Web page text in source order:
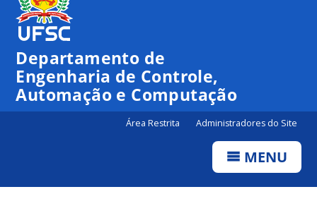
Departamento de
Engenharia de Controle,
Automação e Computação
Área Restrita Administradores do Site
MENU